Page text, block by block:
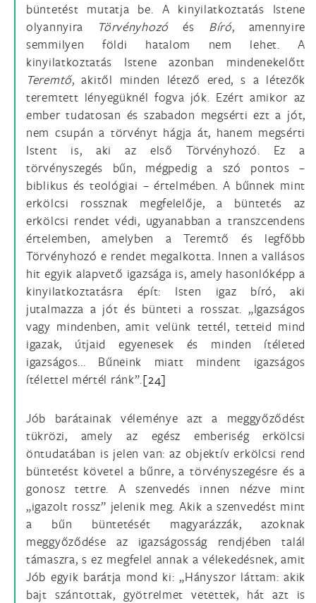
büntetést mutatja be. A kinyilatkoztatás Istene
olyannyira
Törvényhozóés Bíró, amennyire
semmilyen földi hatalom nem lehet. A
kinyilatkoztatás Istene azonban mindenekelőtt
Teremtő, akitől minden létező ered, s a létezők
teremtett lényegüknél fogva jók. Ezért amikor az
ember tudatosan és szabadon megsérti ezt a jót,
nem csupán a törvényt hágja át, hanem megsérti
Istent is, aki az első Törvényhozó. Ez a
törvényszegés bűn, mégpedig a szó pontos –
biblikus és teológiai – értelmében. A bűnnek mint
erkölcsi rossznak megfelelője, a büntetés az
erkölcsi rendet védi, ugyanabban a transzcendens
értelemben, amelyben a Teremtő és legfőbb
Törvényhozó e rendet megalkotta. Innen a vallásos
hit egyik alapvető igazsága is, amely hasonlóképp a
kinyilatkoztatásra épít: Isten igaz bíró, aki
jutalmazza a jót és bünteti a rosszat. „Igazságos
vagy mindenben, amit velünk tettél, tetteid mind
igazak, útjaid egyenesek és minden ítéleted
igazságos... Bűneink miatt mindent igazságos
ítélettel mértél ránk”.[24]
Jób barátainak véleménye azt a meggyőződést
tükrözi, amely az egész emberiség erkölcsi
öntudatában is jelen van: az objektív erkölcsi rend
büntetést követel a bűnre, a törvényszegésre és a
gonosz tettre. A szenvedés innen nézve mint
„igazolt rossz” jelenik meg. Akik a szenvedést mint
a bűn büntetését magyarázzák, azoknak
meggyőződése az igazságosság rendjében talál
támaszra, s ez megfelel annak a vélekedésnek, amit
Jób egyik barátja mond ki: „Hányszor láttam: akik
bajt szántottak, gyötrelmet vetettek, hát azt is